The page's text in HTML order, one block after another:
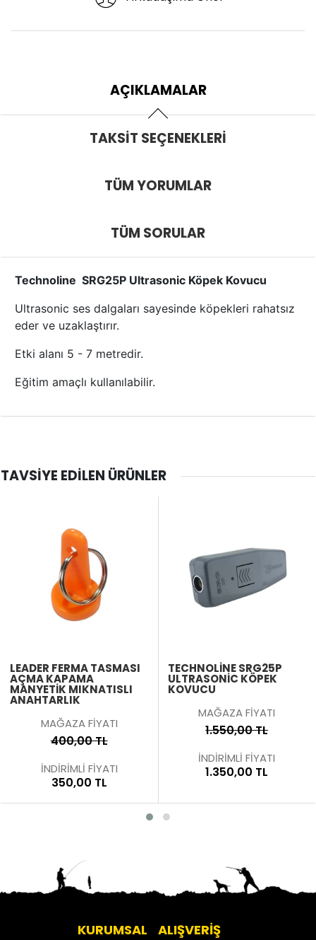
AÇIKLAMALAR
TAKSIT SEÇENEKLERI
TÜM YORUMLAR
TÜM SORULAR
Technoline SRG25P Ultrasonic Köpek Kovucu
Ultrasonic ses dalgaları sayesinde köpekleri rahatsız
eder ve uzaklaştırır.
Etki alanı 5 - 7 metredir.
Eğitim amaçlı kullanılabilir.
TAVSIYE EDILEN ÜRÜNLER
LEADER FERMA TASMASI
AÇMA KAPAMA
MANYETIK MIKNATISLI
ANAHTARLIK
MAĞAZA FİYATI
400,00 TL
İNDİRİMLİ FİYATI
350,00 TL
TECHNOLINE SRG25P
ULTRASONIC KÖPEK
KOVUCU
MAĞAZA FİYATI
1.550,00 TL
İNDİRİMLİ FİYATI
1.350,00 TL
KURUMSAL ALIŞVERİŞ